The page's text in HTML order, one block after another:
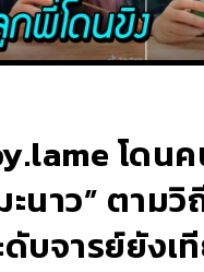
โดนค
นาว” ตามวิ
บจารย์ยังเ